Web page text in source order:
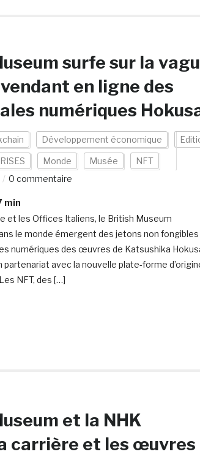
surfe sur la
en ligne des
numériques
Développement économique
Monde Musée
NFT
0 commentaire
min
et les Offices Italiens, le British Museum
le monde émergent des jetons non
numériques des œuvres de Katsushika
partenariat avec la nouvelle plate-forme
NFT, des […]
et la NHK
carrière et les œuvres